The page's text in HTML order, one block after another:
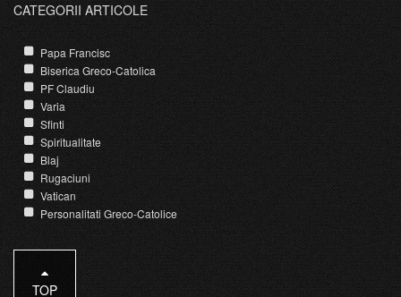
CATEGORII ARTICOLE
Papa Francisc
Biserica Greco-Catolica
PF Claudiu
Varia
Sfinti
Spiritualitate
Blaj
Rugaciuni
Vatican
Personalitati Greco-Catolice
TOP